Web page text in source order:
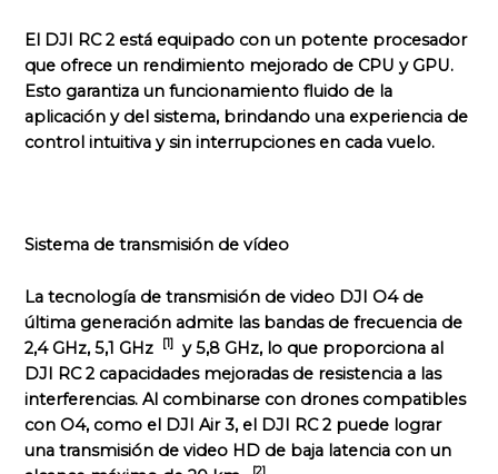
El DJI RC 2 está equipado con un potente procesador
que ofrece un rendimiento mejorado de CPU y GPU.
Esto garantiza un funcionamiento fluido de la
aplicación y del sistema, brindando una experiencia de
control intuitiva y sin interrupciones en cada vuelo.
Sistema de transmisión de vídeo
La tecnología de transmisión de video DJI O4 de
última generación admite las bandas de frecuencia de
2,4 GHz, 5,1 GHz
[1] y 5,8 GHz, lo que proporciona al
DJI RC 2 capacidades mejoradas de resistencia a las
interferencias. Al combinarse con drones compatibles
con O4, como el DJI Air 3, el DJI RC 2 puede lograr
una transmisión de video HD de baja latencia con un